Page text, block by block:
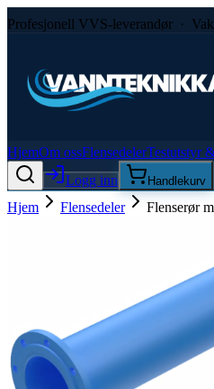
Profesjonell VVS-leverandør ·
HjemOm ossFlensedelerTestutstyr
Logg inn
Handlekurv
Hjem Flensedeler Flenserør